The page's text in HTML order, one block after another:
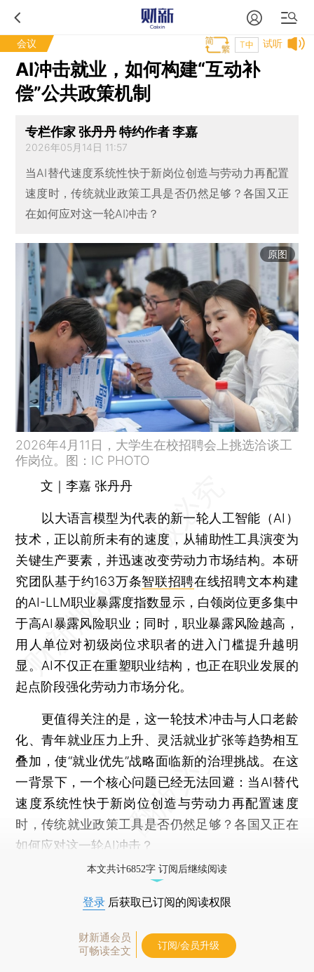
会议 试听
T中
AI冲击就业，如何构建“互动补
偿”公共政策机制
专栏作家 张丹丹 特约作者 李嘉
2026年05月14日 11:57
当AI替代速度系统性快于新岗位创造与劳动力再配置
速度时，传统就业政策工具是否仍然足够？各国又正
在如何应对这一轮AI冲击？
原图
2026年4月11日，大学生在校招聘会上挑选洽谈工
作岗位。图：IC PHOTO
文｜李嘉 张丹丹
以大语言模型为代表的新一轮人工智能（AI）
技术，正以前所未有的速度，从辅助性工具演变为
关键生产要素，并迅速改变劳动力市场结构。本研
究团队基于约163万条智联招聘在线招聘文本构建
的AI-LLM职业暴露度指数显示，白领岗位更多集中
于高AI暴露风险职业；同时，职业暴露风险越高，
用人单位对初级岗位求职者的进入门槛提升越明
显。AI不仅正在重塑职业结构，也正在职业发展的
起点阶段强化劳动力市场分化。
更值得关注的是，这一轮技术冲击与人口老龄
化、青年就业压力上升、灵活就业扩张等趋势相互
叠加，使“就业优先”战略面临新的治理挑战。在这
一背景下，一个核心问题已经无法回避：当AI替代
速度系统性快于新岗位创造与劳动力再配置速度
时，传统就业政策工具是否仍然足够？各国又正在
如何应对这一轮AI冲击？
本文共计6852字 订阅后继续阅读
登录 后获取已订阅的阅读权限
财新通会员
可畅读全文
订阅/会员升级